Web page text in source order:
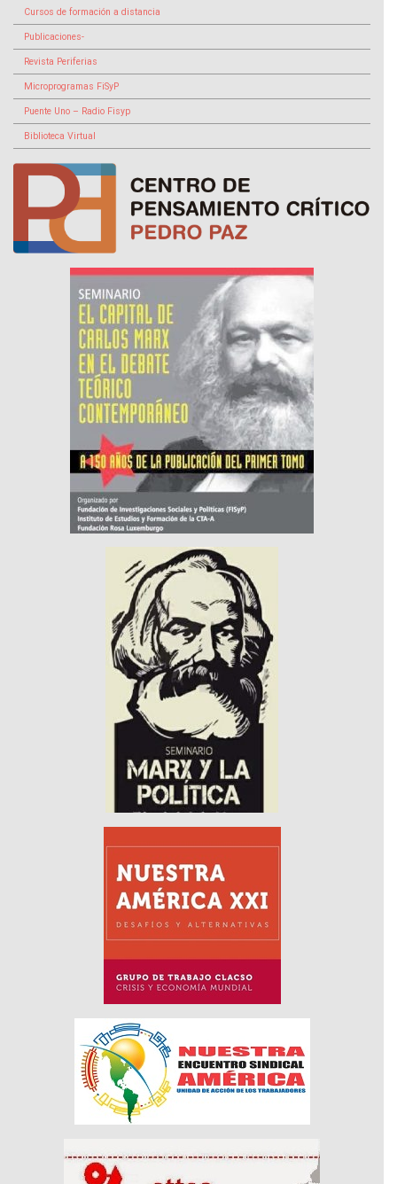
Cursos de formación a distancia
Publicaciones-
Revista Periferias
Microprogramas FiSyP
Puente Uno – Radio Fisyp
Biblioteca Virtual